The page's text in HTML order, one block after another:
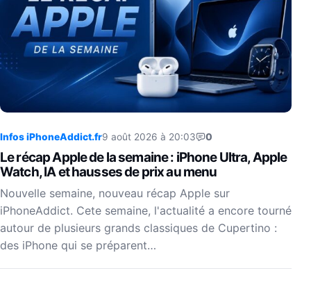
Infos iPhoneAddict.fr9 août 2026 à 20:03 0
Le récap Apple de la semaine : iPhone Ultra, Apple
Watch, IA et hausses de prix au menu
Nouvelle semaine, nouveau récap Apple sur
iPhoneAddict. Cete semaine, l'actualité a encore tourné
autour de plusieurs grands classiques de Cupertino :
des iPhone qui se préparent…